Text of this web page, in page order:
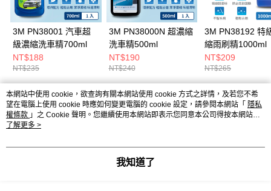
3M PN38001 汽車超
級濃縮洗車精700ml
NT$188
NT$235
3M PN38000N 超濃縮
洗車精500ml
NT$190
NT$240
3M PN38192 特
縮雨刷精1000ml
NT$209
NT$265
熱門標籤
本網站中使用 cookie，欲查詢有關本網站使用 cookie 方式之詳情，及若您不希
望在電腦上使用 cookie 時應如何變更電腦的 cookie 設定，請參閱本網站「 隱私
權條款 」之 Cookie 聲明。您繼續使用本網站即表示您同意本公司得按本網站使
用條款之 Cookie 聲明使用 cookie。
了解更多 >
我知道了